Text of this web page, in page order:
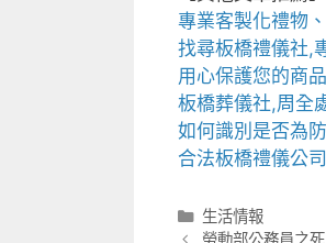
專業客製化禮物
找尋板橋禮儀社,
用心保護您的商
板橋葬儀社,周全
如何識別是否為
合法板橋禮儀公司
分
類
生活情報
勞動部公務員之